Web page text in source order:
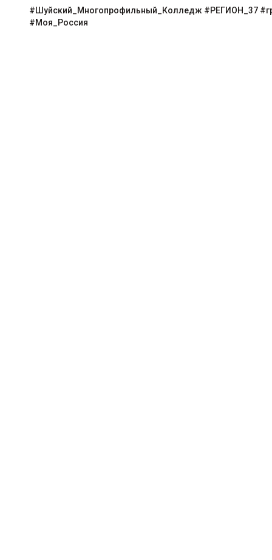
#Шуйский_Многопрофильный_Колледж #РЕГИОН_37
#Моя_Россия